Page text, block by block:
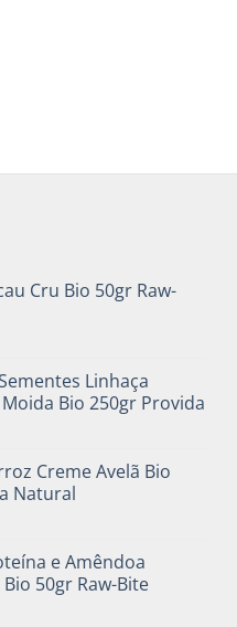
Cru Bio 50gr Raw-
Linhaça
Bio 250gr Provida
Creme Avelã Bio
Natural
e Amêndoa
50gr Raw-Bite